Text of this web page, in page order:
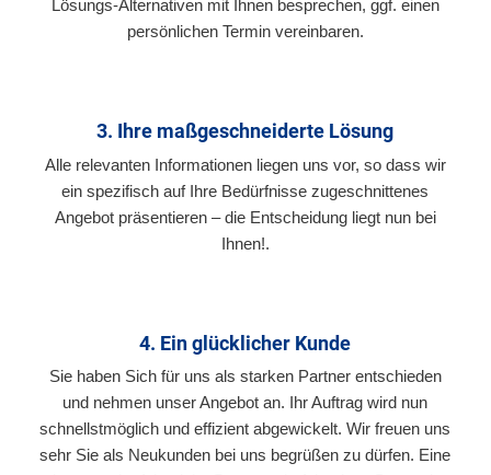
Lösungs-Alternativen mit Ihnen besprechen, ggf. einen
persönlichen Termin vereinbaren.
3. Ihre maßgeschneiderte Lösung
Alle relevanten Informationen liegen uns vor, so dass wir
ein spezifisch auf Ihre Bedürfnisse zugeschnittenes
Angebot präsentieren – die Entscheidung liegt nun bei
Ihnen!.
4. Ein glücklicher Kunde
Sie haben Sich für uns als starken Partner entschieden
und nehmen unser Angebot an. Ihr Auftrag wird nun
schnellstmöglich und effizient abgewickelt. Wir freuen uns
sehr Sie als Neukunden bei uns begrüßen zu dürfen. Eine